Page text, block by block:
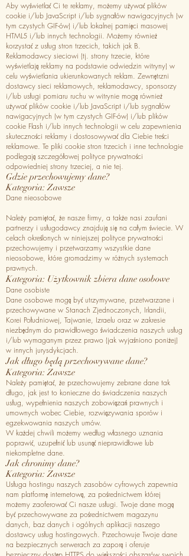
Aby wyświetlać Ci te reklamy, możemy używać plików
cookie i/lub JavaScript i/lub sygnałów nawigacyjnych (w
tym czystych GIF-ów) i/lub lokalnej pamięci masowej
HTML5 i/lub innych technologii. Możemy również
korzystać z usług stron trzecich, takich jak B.
Reklamodawcy sieciowi (tj. strony trzecie, które
wyświetlają reklamy na podstawie odwiedzin witryny) w
celu wyświetlania ukierunkowanych reklam. Zewnętrzni
dostawcy sieci reklamowych, reklamodawcy, sponsorzy
i/lub usługi pomiaru ruchu w witrynie mogą również
używać plików cookie i/lub JavaScript i/lub sygnałów
nawigacyjnych (w tym czystych GIF-ów) i/lub plików
cookie Flash i/lub innych technologii w celu zapewnienia
skuteczności reklamy i dostosowywać dla Ciebie treści
reklamowe. Te pliki cookie stron trzecich i inne technologie
podlegają szczegółowej polityce prywatności
odpowiedniej strony trzeciej, a nie tej.
Gdzie przechowujemy dane?
Kategoria: Zawsze
Dane nieosobowe
Należy pamiętać, że nasze firmy, a także nasi zaufani
partnerzy i usługodawcy znajdują się na całym świecie. W
celach określonych w niniejszej polityce prywatności
przechowujemy i przetwarzamy wszystkie dane
nieosobowe, które gromadzimy w różnych systemach
prawnych.
Kategoria: Użytkownik zbiera dane osobowe
Dane osobiste
Dane osobowe mogą być utrzymywane, przetwarzane i
przechowywane w Stanach Zjednoczonych, Irlandii,
Korei Południowej, Tajwanie, Izraelu oraz w zakresie
niezbędnym do prawidłowego świadczenia naszych usług
i/lub wymaganym przez prawo (jak wyjaśniono poniżej)
w innych jurysdykcjach.
Jak długo będą przechowywane dane?
Kategoria: Zawsze
Należy pamiętać, że przechowujemy zebrane dane tak
długo, jak jest to konieczne do świadczenia naszych
usług, wypełnienia naszych zobowiązań prawnych i
umownych wobec Ciebie, rozwiązywania sporów i
egzekwowania naszych umów.
W każdej chwili możemy według własnego uznania
poprawić, uzupełnić lub usunąć nieprawidłowe lub
niekompletne dane.
Jak chronimy dane?
Kategoria: Zawsze
Usługa hostingu naszych zasobów cyfrowych zapewnia
nam platformę internetową, za pośrednictwem której
możemy zaoferować Ci nasze usługi. Twoje dane mogą
być przechowywane za pośrednictwem magazynu
danych, baz danych i ogólnych aplikacji naszego
dostawcy usług hostingowych. Przechowuje Twoje dane
na bezpiecznych serwerach za zaporą i oferuje